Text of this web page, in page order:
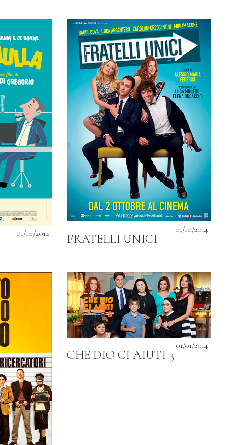
01/10/2014 01/10/2014
FRATELLI UNICI
01/01/2014
CHE DIO CI AIUTI 3